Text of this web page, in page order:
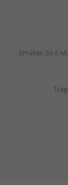
Erhalten Sie E-